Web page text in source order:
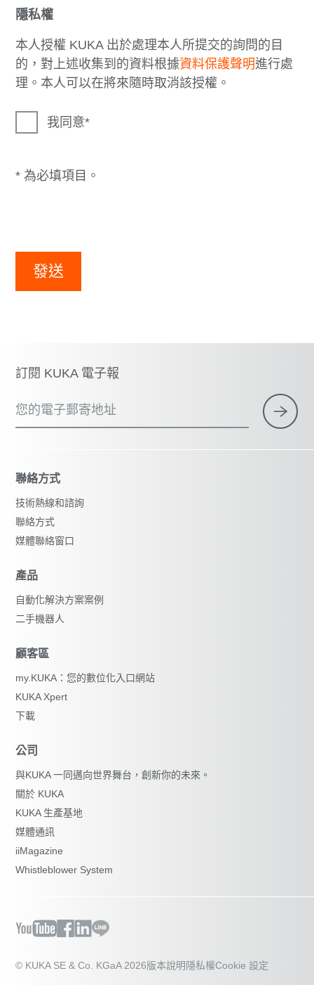
隱私權
本人授權 KUKA 出於處理本人所提交的詢問的目
的，對上述收集到的資料根據資料保護聲明進行處
理。本人可以在將來隨時取消該授權。
我同意
* 為必填項目。
發送
訂閱 KUKA 電子報
您的電子郵寄地址
聯絡方式
技術熱線和諮詢
聯絡方式
媒體聯絡窗口
產品
自動化解決方案案例
二手機器人
顧客區
my.KUKA：您的數位化入口網站
KUKA Xpert
下載
公司
與KUKA 一同邁向世界舞台，創新你的未來。
關於 KUKA
KUKA 生產基地
媒體通訊
iiMagazine
Whistleblower System
© KUKA SE & Co. KGaA 2026版本說明 隱私權Cookie 設定